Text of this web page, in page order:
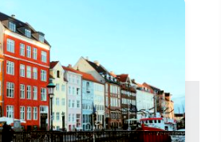
INTERESAR